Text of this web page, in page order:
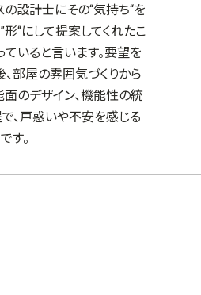
の設計士にその“気持ち“を
形“にして提案してくれたこ
いると言います。要望を
部屋の雰囲気づくりから
のデザイン、機能性の統
、戸惑いや不安を感じる
す。